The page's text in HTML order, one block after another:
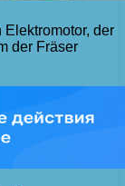
der
der Fräser